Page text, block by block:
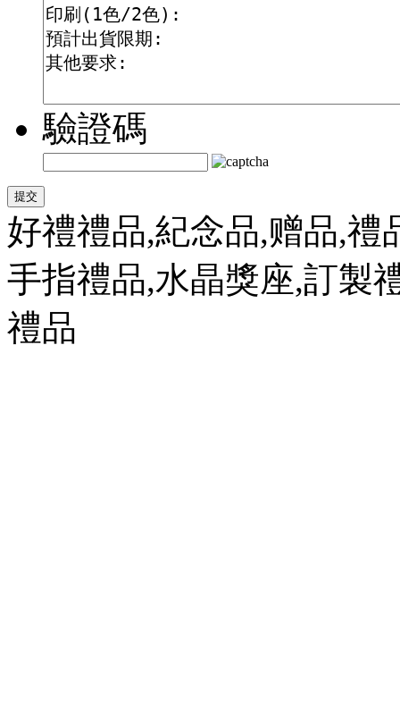
驗證碼
好禮禮品,紀念品,赠品,禮
手指禮品,水晶獎座,訂製
禮品